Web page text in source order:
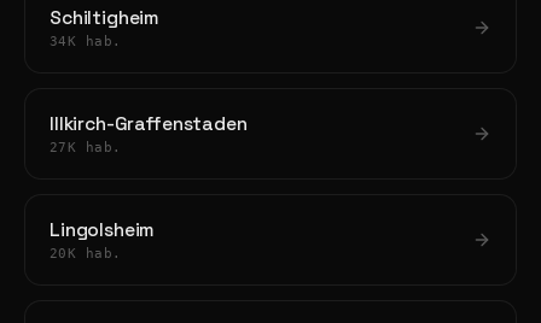
Schiltigheim
34K hab.
Illkirch-Graffenstaden
27K hab.
Lingolsheim
20K hab.